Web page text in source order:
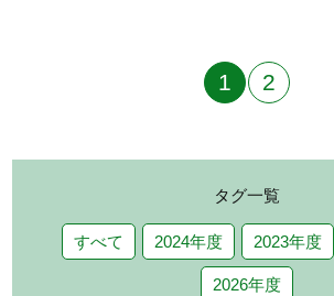
1 2
タグ一覧
すべて 2024年度 2023年度
2026年度